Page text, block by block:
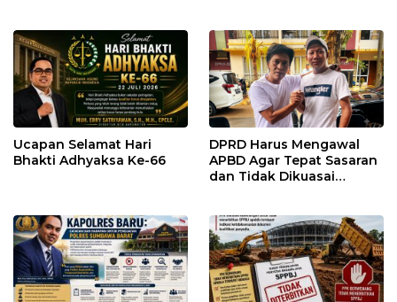
Ucapan Selamat Hari
Bhakti Adhyaksa Ke-66
DPRD Harus Mengawal
APBD Agar Tepat Sasaran
dan Tidak Dikuasai